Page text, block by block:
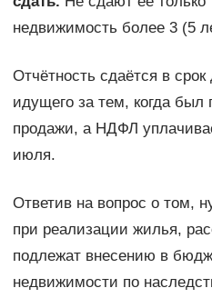
недвижимость более 3 (5
Отчётность сдаётся в срок
идущего за тем, когда был
продажи, а НДФЛ
июля.
Ответив на вопрос о том,
при реализации жилья,
подлежат внесению в
недвижимости по